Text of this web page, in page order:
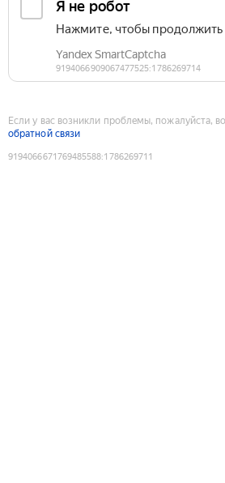
Если у вас возникли проблемы, пожалуйста,
обратной связи
9194066671769485588:1786269711